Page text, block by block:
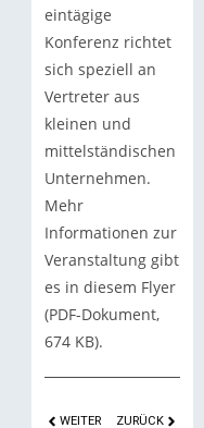
eintägige
Konferenz richtet
sich speziell an
Vertreter aus
kleinen und
mittelständischen
Unternehmen.
Mehr
Informationen zur
Veranstaltung gibt
es in diesem Flyer
(PDF-Dokument,
674 KB).
WEITER ZURÜCK